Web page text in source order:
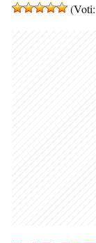
(Voti: